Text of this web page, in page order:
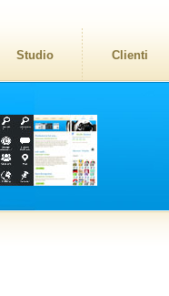
Studio Clienti